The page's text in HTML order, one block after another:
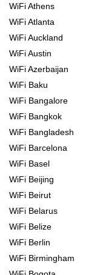
WiFi Athens
WiFi Atlanta
WiFi Auckland
WiFi Austin
WiFi Azerbaijan
WiFi Baku
WiFi Bangalore
WiFi Bangkok
WiFi Bangladesh
WiFi Barcelona
WiFi Basel
WiFi Beijing
WiFi Beirut
WiFi Belarus
WiFi Belize
WiFi Berlin
WiFi Birmingham